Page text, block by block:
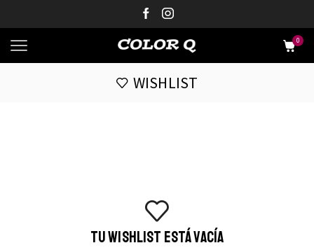
0
WISHLIST
TU WISHLIST ESTÁ VACÍA